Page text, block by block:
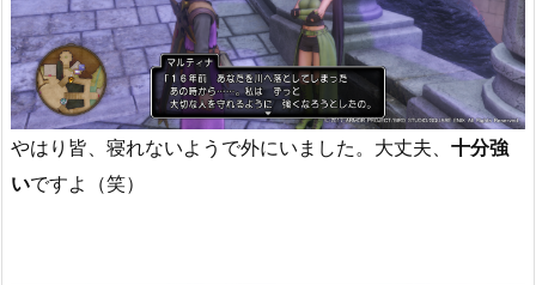
やはり皆、寝れないようで外にいました。大丈夫、 十分強
いですよ（笑）